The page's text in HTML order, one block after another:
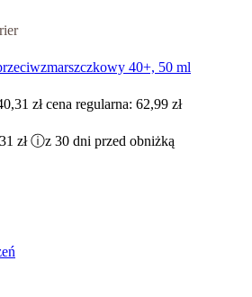
40+, 50 ml
zł cena regularna: 62,99 zł
zł ⓘz 30 dni przed obniżką